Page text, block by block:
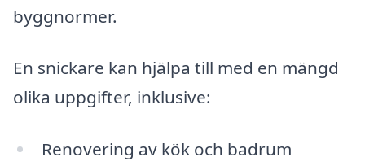
byggnormer.
En snickare kan hjälpa till med en mängd
olika uppgifter, inklusive:
Renovering av kök och badrum